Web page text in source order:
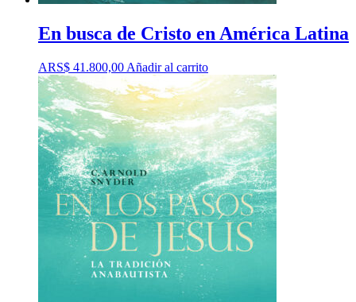
En busca de Cristo en América Latina
ARS$ 41.800,00 Añadir al carrito